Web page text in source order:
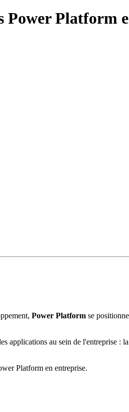
Platform
Power Platform se
applications au sein de l'entreprise :
Platform en entreprise.